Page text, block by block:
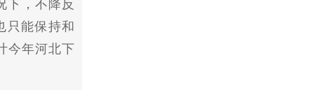
下，不降反
只能保持和
今年河北下